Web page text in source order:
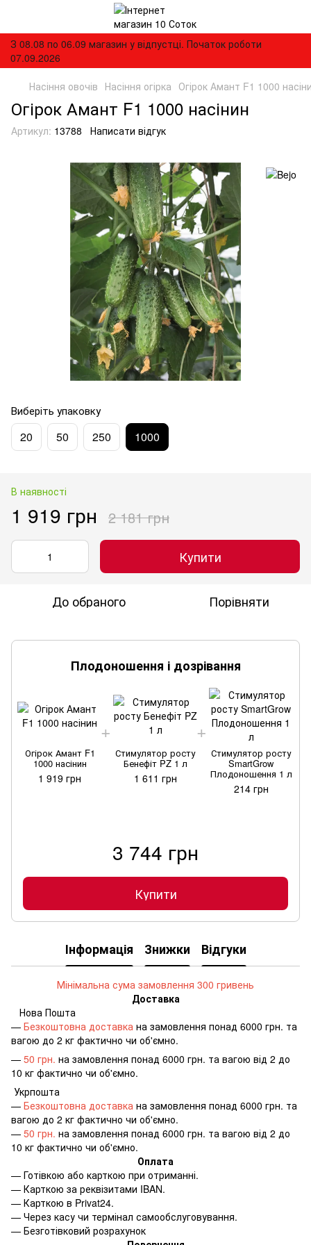
З 08.08 по 06.09 магазин у відпустці. Початок роботи
07.09.2026
Насіння овочів Насіння огірка Огірок Амант F1 1000
Огірок Амант F1 1000 насінин
Артикул: 13788 Написати відгук
Виберіть упаковку
20 50 250 1000
В наявності
1 919 грн 2 181 грн
Купити
До обраного Порівняти
Плодоношення і дозрівання
Огірок Амант F1
1000 насінин
1 919 грн
Стимулятор росту
Бенефіт PZ 1 л
1 611 грн
Стимулятор росту
SmartGrow
Плодоношення 1 л
214 грн
3 744 грн
Купити
Інформація Знижки Відгуки
Мінімальна сума замовлення 300 гривень
Доставка
Нова Пошта
— Безкоштовна доставка на замовлення понад 6000 грн. та
вагою до 2 кг фактично чи об'ємно.
— 50 грн. на замовлення понад 6000 грн. та вагою від 2 до
10 кг фактично чи об'ємно.
Укрпошта
— Безкоштовна доставка на замовлення понад 6000 грн. та
вагою до 2 кг фактично чи об'ємно.
— 50 грн. на замовлення понад 6000 грн. та вагою від 2 до
10 кг фактично чи об'ємно.
Оплата
— Готівкою або карткою при отриманні.
— Карткою за реквізитами IBAN.
— Карткою в Privat24.
— Через касу чи термінал самообслуговування.
— Безготівковий розрахунок